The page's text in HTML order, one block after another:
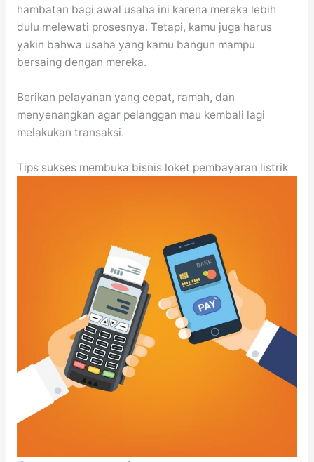
hambatan bagi awal usaha ini karena mereka lebih
dulu melewati prosesnya. Tetapi, kamu juga harus
yakin bahwa usaha yang kamu bangun mampu
bersaing dengan mereka.
Berikan pelayanan yang cepat, ramah, dan
menyenangkan agar pelanggan mau kembali lagi
melakukan transaksi.
Tips sukses membuka bisnis loket pembayaran listrik